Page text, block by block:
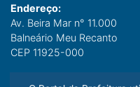
Endereço:
Av. Beira Mar n° 11.000
Balneário Meu Recanto
CEP 11925-000